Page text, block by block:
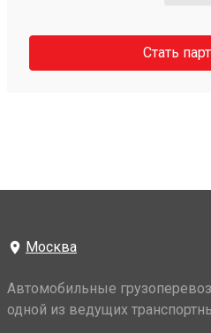
Стать
Москва
Автомобильные
одной из ведущих